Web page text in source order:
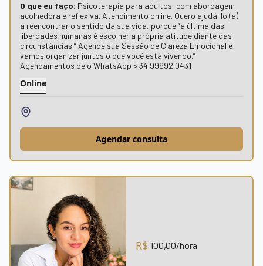
O que eu faço: Psicoterapia para adultos, com abordagem
acolhedora e reflexiva. Atendimento online. Quero ajudá-lo (a)
a reencontrar o sentido da sua vida, porque “a última das
liberdades humanas é escolher a própria atitude diante das
circunstâncias.” Agende sua Sessão de Clareza Emocional e
vamos organizar juntos o que você está vivendo.”
Agendamentos pelo WhatsApp > 34 99992 0431
Online
Agendar consulta
R$ 100,00/hora